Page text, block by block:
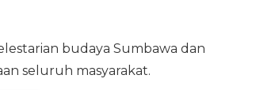
budaya Sumbawa dan
seluruh masyarakat.